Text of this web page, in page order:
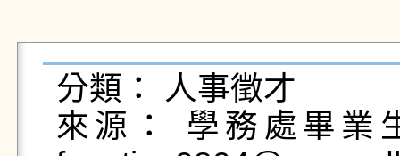
分類： 人事徵才
來源： 學務處畢業